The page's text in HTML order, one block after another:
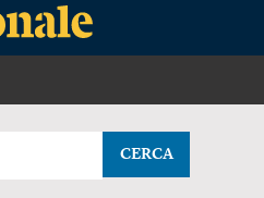
CERCA